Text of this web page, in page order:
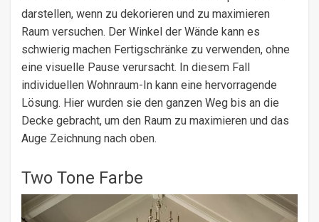
darstellen, wenn zu dekorieren und zu maximieren
Raum versuchen. Der Winkel der Wände kann es
schwierig machen Fertigschränke zu verwenden, ohne
eine visuelle Pause verursacht. In diesem Fall
individuellen Wohnraum-In kann eine hervorragende
Lösung. Hier wurden sie den ganzen Weg bis an die
Decke gebracht, um den Raum zu maximieren und das
Auge Zeichnung nach oben.
Two Tone Farbe